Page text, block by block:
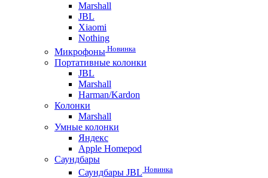
Marshall
JBL
Xiaomi
Nothing
Микрофоны Новинка
Портативные колонки
JBL
Marshall
Harman/Kardon
Колонки
Marshall
Умные колонки
Яндекс
Apple Homepod
Саундбары
Саундбары JBL Новинка